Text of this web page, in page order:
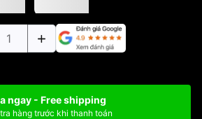
ngay - Free shipping
hàng trước khi thanh toán